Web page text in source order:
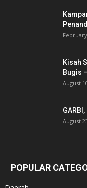
Kisah
Bugis
August
August
POPULAR